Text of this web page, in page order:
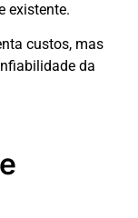
existente.
custos, mas
da